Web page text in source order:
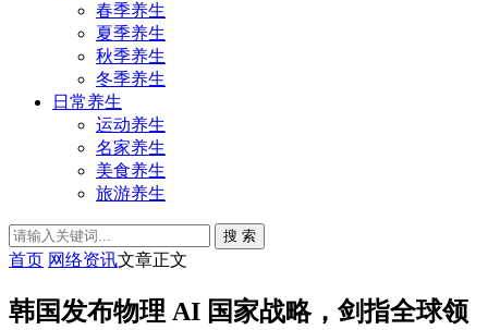
春季养生
夏季养生
秋季养生
冬季养生
日常养生
运动养生
名家养生
美食养生
旅游养生
搜 索
首页 网络资讯文章正文
韩国发布物理 AI 国家战略，剑指全球领